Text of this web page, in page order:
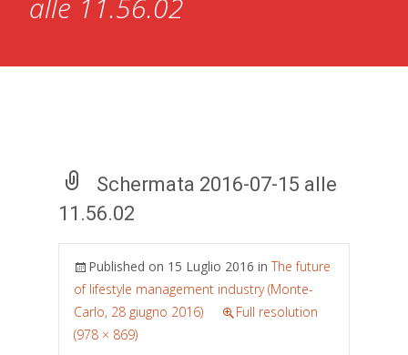
alle 11.56.02
Schermata 2016-07-15 alle
11.56.02
Published on 15 Luglio 2016 inThe future
of lifestyle management industry (Monte-
Carlo, 28 giugno 2016)
Full resolution
(978 × 869)